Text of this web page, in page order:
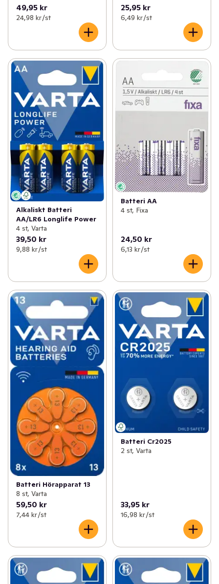
49,95 kr
24,98 kr /st
25,95 kr
6,49 kr /st
Alkaliskt Batteri
AA/LR6 Longlife Power
4 st, Varta
39,50 kr
9,88 kr /st
Batteri AA
4 st, Fixa
24,50 kr
6,13 kr /st
Batteri Hörapparat 13
8 st, Varta
59,50 kr
7,44 kr /st
Batteri Cr2025
2 st, Varta
33,95 kr
16,98 kr /st